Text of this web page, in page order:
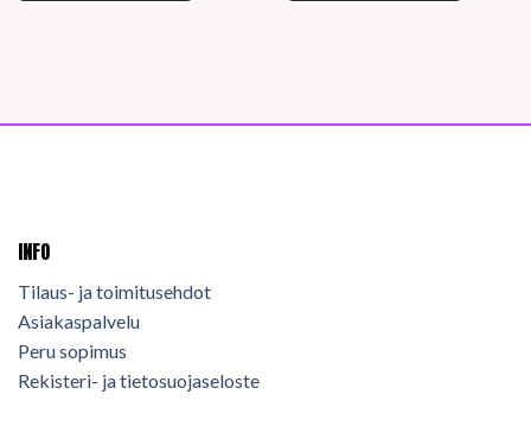
INFO
Tilaus- ja toimitusehdot
Asiakaspalvelu
Peru sopimus
Rekisteri- ja tietosuojaseloste